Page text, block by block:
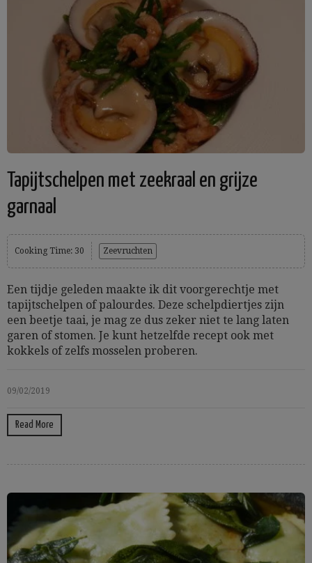
Tapijtschelpen met zeekraal en grijze
garnaal
Cooking Time: 30 Zeevruchten
Een tijdje geleden maakte ik dit voorgerechtje met
tapijtschelpen of palourdes. Deze schelpdiertjes zijn
een beetje taai, je mag ze dus zeker niet te lang laten
garen of stomen. Je kunt hetzelfde recept ook met
kokkels of zelfs mosselen proberen.
09/02/2019
Read More